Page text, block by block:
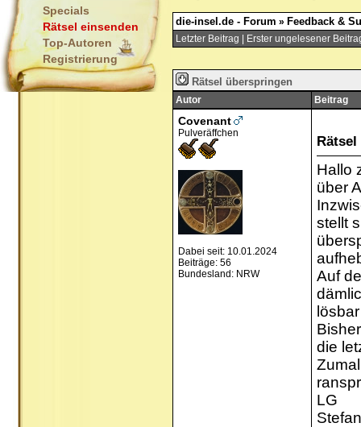
Specials
Rätsel einsenden
Top-Autoren
Registrierung
die-insel.de - Forum » Feedback &
Letzter Beitrag Erster ungelesener
Rätsel überspringen
Autor Beitrag
Covenant
Pulveräffchen
Dabei seit: 10.01.2024
Beiträge: 56
Bundesland: NRW
Hallo
über
stellt
Auf
die
LG
Stefan